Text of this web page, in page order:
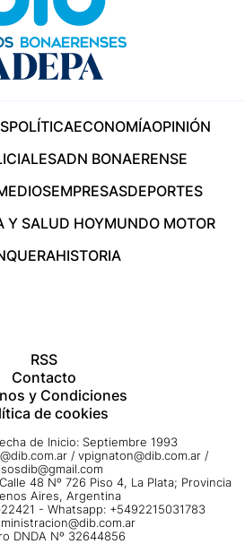
POLÍTICAECONOMÍAOPINIÓN
ADN BONAERENSE
EMPRESASDEPORTES
Y SALUD HOYMUNDO MOTOR
HISTORIA
RSS
Contacto
y Condiciones
de cookies
de Inicio: Septiembre 1993
/ vpignaton@dib.com.ar /
48 Nº 726 Piso 4, La Plata; Provincia
Aires, Argentina
- Whatsapp: +5492215031783
DNDA Nº 32644856